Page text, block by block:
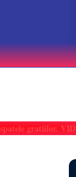
gratiilor. VIDEO